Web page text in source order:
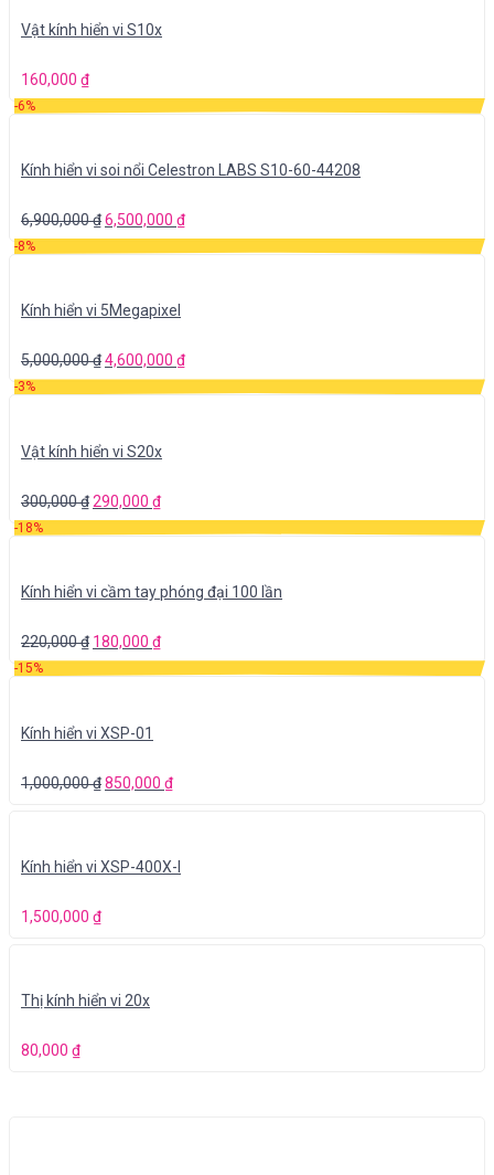
Vật kính hiển vi S10x
160,000 ₫
-6%
Kính hiển vi soi nổi Celestron LABS S10-60-44208
6,900,000₫6,500,000 ₫
-8%
Kính hiển vi 5Megapixel
5,000,000₫4,600,000 ₫
-3%
Vật kính hiển vi S20x
300,000₫290,000 ₫
-18%
Kính hiển vi cầm tay phóng đại 100 lần
220,000₫ 180,000 ₫
-15%
Kính hiển vi XSP-01
1,000,000₫850,000 ₫
Kính hiển vi XSP-400X-I
1,500,000 ₫
Thị kính hiển vi 20x
80,000 ₫